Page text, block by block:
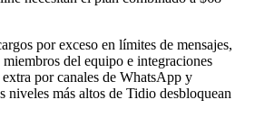
por exceso en límites de mensajes,
del equipo e integraciones
por canales de WhatsApp y
niveles más altos de Tidio desbloquean